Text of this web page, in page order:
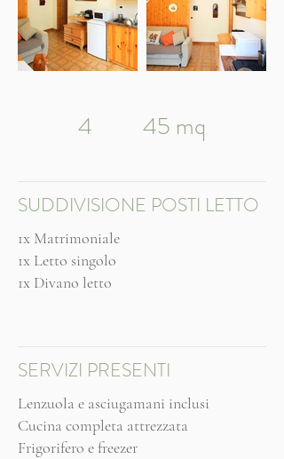
4 45 mq
SUDDIVISIONE POSTI LETTO
1x Matrimoniale
1x Letto singolo
1x Divano letto
SERVIZI PRESENTI
Lenzuola e asciugamani inclusi
Cucina completa attrezzata
Frigorifero e freezer